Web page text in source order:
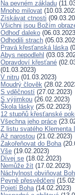
Na pevném základu
Mnoho milovat
Získávat ctnosti
Všichni jsou Božím
Odhoď daleko
Odhodili strach
Pravá křesťanská láska
Abys nepodlehl
Opravdoví křesťané
(01.03.2023)
V nitru (01.03.2023)
Moudrý člověk
S vděčností (27.02.2023)
S výjimkou (26.02.2023)
Škola lásky (25.02.2023)
12 stupňů křesťanské
Všechna jeho práce
Z listu svatého Klementa
Až narostou (21.02.2023)
Zakořeňovat do Boha
Vše (19.02.2023)
Dívej se (18.02.2023)
Nemůže žít (17.02.2023)
Náchylnost obviňovat
Pevně přesvědčeni
Pojetí Boha(14.02.2023)